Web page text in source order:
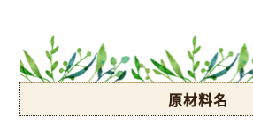
原材料名